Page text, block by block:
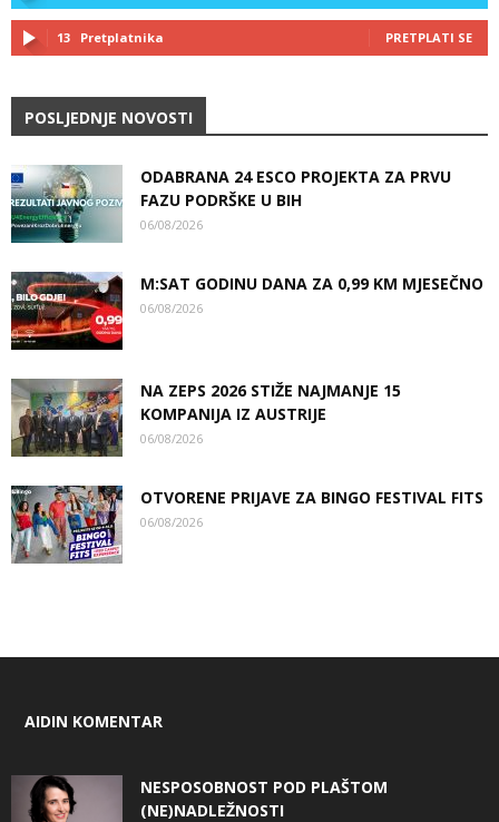
13 Pretplatnika PRETPLATI SE
POSLJEDNJE NOVOSTI
ODABRANA 24 ESCO PROJEKTA ZA PRVU
FAZU PODRŠKE U BIH
06/08/2026
M:SAT GODINU DANA ZA 0,99 KM MJESEČNO
06/08/2026
NA ZEPS 2026 STIŽE NAJMANJE 15
KOMPANIJA IZ AUSTRIJE
06/08/2026
OTVORENE PRIJAVE ZA BINGO FESTIVAL FITS
06/08/2026
AIDIN KOMENTAR
NESPOSOBNOST POD PLAŠTOM
(NE)NADLEŽNOSTI